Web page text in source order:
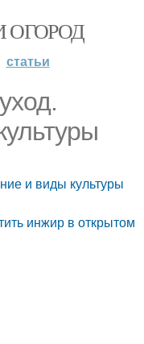
ОГОРОД
статьи
и виды культуры
инжир в открытом